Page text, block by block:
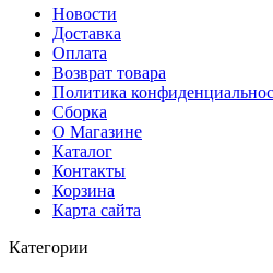
Новости
Доставка
Оплата
Возврат товара
Политика
Сборка
О Магазине
Каталог
Контакты
Корзина
Карта сайта
Категории